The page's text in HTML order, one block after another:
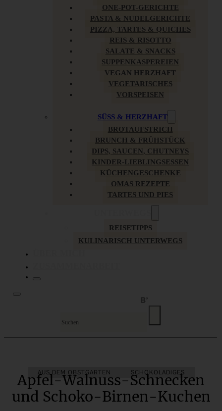
ONE-POT-GERICHTE
PASTA & NUDELGERICHTE
PIZZA, TARTES & QUICHES
REIS & RISOTTO
SALATE & SNACKS
SUPPENKASPEREIEN
VEGAN HERZHAFT
VEGETARISCHES
VORSPEISEN
SÜSS & HERZHAFT
BROTAUFSTRICH
BRUNCH & FRÜHSTÜCK
DIPS, SAUCEN, CHUTNEYS
KINDER-LIEBLINGSESSEN
KÜCHENGESCHENKE
OMAS REZEPTE
TARTES UND PIES
REISETIPPS
KULINARISCH UNTERWEGS
AUS DEM OBSTGARTEN SCHOKOLADIGES
Apfel-Walnuss-Schnecken
und Schoko-Birnen-Kuchen